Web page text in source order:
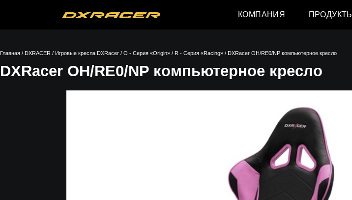
КОМПАНИЯ ПРОДУКТЫ
Главная / DXRACER / Игровые кресла DXRacer / O - Серия «Origin» / R - Серия «Racing» / DXRacer OH/RE0/NP компьютерное кресло
DXRacer OH/RE0/NP компьютерное кресло